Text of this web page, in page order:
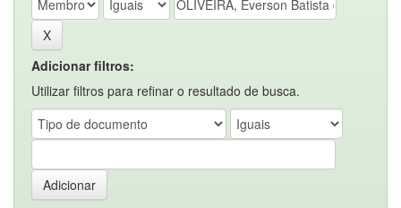
Adicionar filtros:
Utilizar filtros para refinar o resultado de busca.